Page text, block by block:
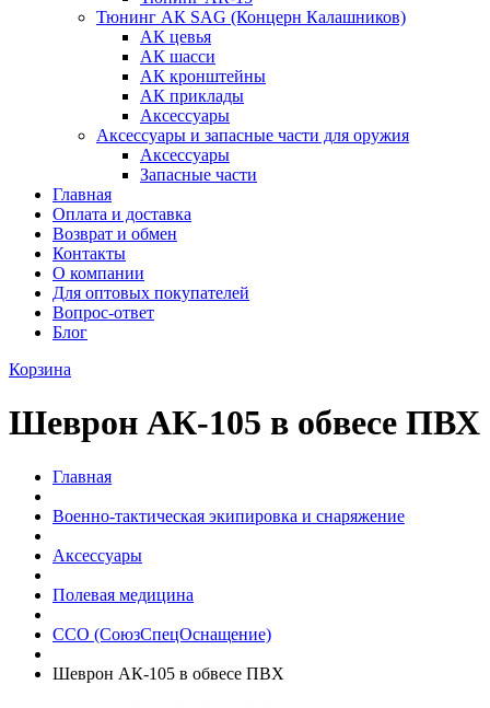
Тюнинг АК SAG (Концерн Калашников)
АК цевья
АК шасси
АК кронштейны
АК приклады
Аксессуары
Аксессуары и запасные части для оружия
Аксессуары
Запасные части
Главная
Оплата и доставка
Возврат и обмен
Контакты
О компании
Для оптовых покупателей
Вопрос-ответ
Блог
Корзина
Шеврон АК-105 в обвесе ПВХ
Главная
Военно-тактическая экипировка и снаряжение
Аксессуары
Полевая медицина
ССО (СоюзСпецОснащение)
Шеврон АК-105 в обвесе ПВХ